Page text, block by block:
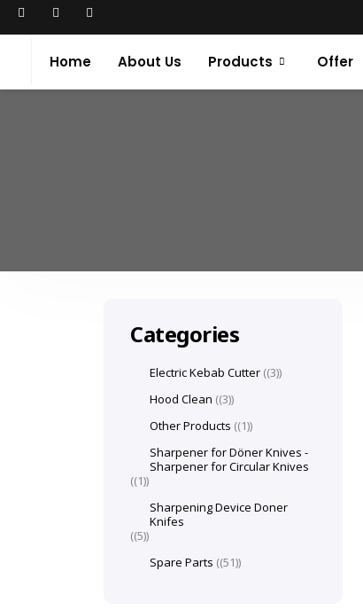
Home About Us Products Offer
Categories
Electric Kebab Cutter (3)
Hood Clean (3)
Other Products (1)
Sharpener for Döner Knives -
Sharpener for Circular Knives
(1)
Sharpening Device Doner
Knifes
(5)
Spare Parts (51)